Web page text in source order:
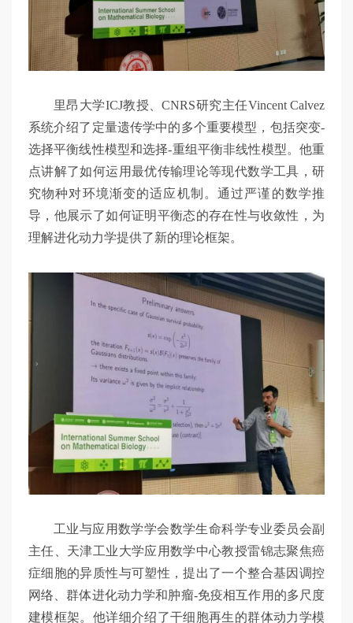
里昂大学ICJ教授、CNRS研究主任Vincent Calvez
系统介绍了定量遗传学中的多个重要模型，包括突变-
选择平衡线性模型和选择-重组平衡非线性模型。他重
点讲解了如何运用最优传输理论等现代数学工具，研
究物种对环境渐变的适应机制。通过严谨的数学推
导，他展示了如何证明平衡态的存在性与收敛性，为
理解进化动力学提供了新的理论框架。
工业与应用数学学会数学生命科学专业委员会副
主任、天津工业大学应用数学中心教授雷锦志聚焦癌
症细胞的异质性与可塑性，提出了一个整合基因调控
网络、群体进化动力学和肿瘤-免疫相互作用的多尺度
建模框架。他详细介绍了干细胞再生的群体动力学模